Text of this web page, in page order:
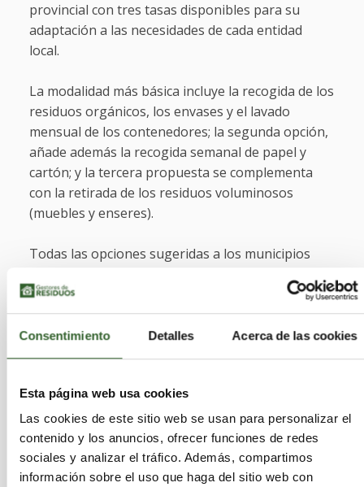
Consentimiento Detalles Acerca de las cookies
Esta página web usa cookies
Las cookies de este sitio web se usan para personalizar el
contenido y los anuncios, ofrecer funciones de redes
sociales y analizar el tráfico. Además, compartimos
información sobre el uso que haga del sitio web con
provincial con tres tasas disponibles para su
adaptación a las necesidades de cada entidad
local.
La modalidad más básica incluye la recogida de los
residuos orgánicos, los envases y el lavado
mensual de los contenedores; la segunda opción,
añade además la recogida semanal de papel y
cartón; y la tercera propuesta se complementa
con la retirada de los residuos voluminosos
(muebles y enseres).
Todas las opciones sugeridas a los municipios
PROMEDIO en todos sus servicios y valores
añadidos como la renovación del parque de
contenedores, la amortización de vehículos y
adquisición de nuevas unidades, la actualización
tecnologías cofinanciadas por proyectos
europeos.
Actualmente PROMEDIO gestiona la recogida de
Residuos Sólidos Urbanos en 18 poblaciones y